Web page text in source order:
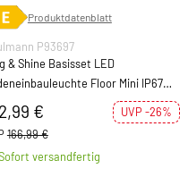
Produktdatenblatt
P93697
& Shine Basisset LED
Floor Mini IP67
3x2,5W 21VA Silber
€
UVP -26%
166,99 €
versandfertig